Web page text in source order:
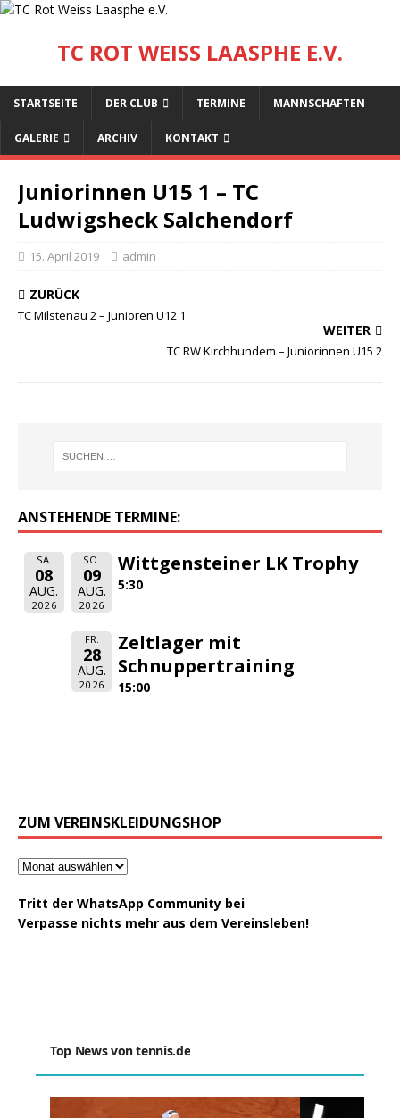
TC ROT WEISS LAASPHE E.V.
STARTSEITE DER CLUB TERMINE MANNSCHAFTEN
GALERIE ARCHIV KONTAKT
Juniorinnen U15 1 – TC
Ludwigsheck Salchendorf
15. April 2019 admin
ZURÜCK
TC Milstenau 2 – Junioren U12 1
WEITER
TC RW Kirchhundem – Juniorinnen U15 2
ANSTEHENDE TERMINE:
SA.
08
AUG.
2026
SO.
09
AUG.
2026
Wittgensteiner LK Trophy
5:30
FR.
28
AUG.
2026
Zeltlager mit
Schnuppertraining
15:00
ZUM VEREINSKLEIDUNGSHOP
Tritt der WhatsApp Community bei
Verpasse nichts mehr aus dem Vereinsleben!